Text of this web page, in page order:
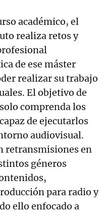
académico, el
realiza retos y
de ese máster
realizar su trabajo
El objetivo de
comprenda los
de ejecutarlos
audiovisual.
retransmisiones en
géneros
para radio y
ello enfocado a